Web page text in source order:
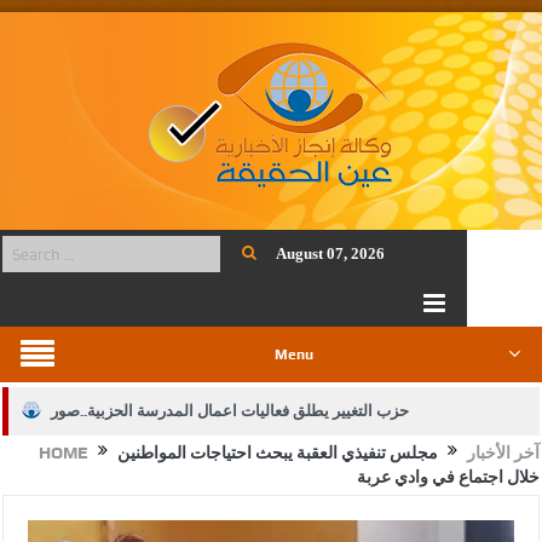
August 07, 2026
Menu
حزب التغيير يطلق فعاليات اعمال المدرسة الحزبية..صور
الجيش يفتح باب التجنيد لحملة البكالوريوس في الحقوق والقانون
HOME آخر الأخبار
مجلس تنفيذي العقبة يبحث احتياجات المواطنين
خلال اجتماع في وادي عربة